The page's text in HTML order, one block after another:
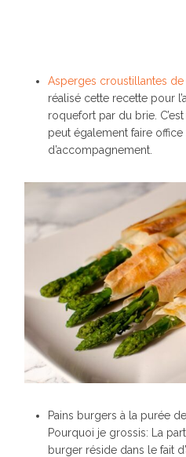
Asperges croustillantes
réalisé cette recette pour
roquefort par du brie.
peut également faire office
d’accompagnement.
Pains burgers à la purée
Pourquoi je grossis: La
burger réside dans le fait